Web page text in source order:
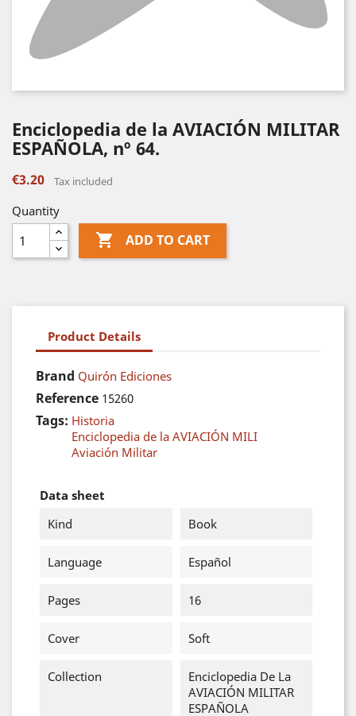
Enciclopedia de la AVIACIÓN MILITAR
ESPAÑOLA, nº 64.
€3.20 Tax included
Quantity
 ADD TO CART
Product Details
Brand Quirón Ediciones
Reference 15260
Tags: Historia
Enciclopedia de la AVIACIÓN MILI
Aviación Militar
Data sheet
Kind
Book
Language Español
Pages 16
Cover Soft
Collection
Enciclopedia De La
AVIACIÓN MILITAR
ESPAÑOLA